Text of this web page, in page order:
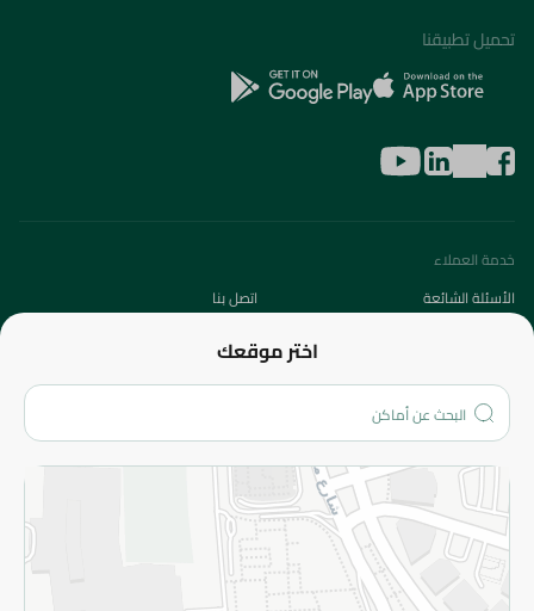
اختر موقعك
تحميل تطبيقنا
خدمة العملاء
الأسئلة الشائعة
اتصل بنا
من نحن؟
الفروع
المزيد
الاسترجاع
سياسة الاستخدام
سياسة الخصوصية
قم بالتسجيل للنشرة